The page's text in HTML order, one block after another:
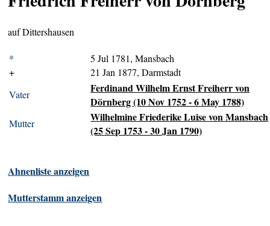
auf Dittershausen
*
5 Jul 1781, Mansbach
+
21 Jan 1877, Darmstadt
Vater
Ferdinand Wilhelm Ernst Freiherr von
Dörnberg (10 Nov 1752 - 6 May 1788)
Mutter
Wilhelmine Friederike Luise von Mansbach
(25 Sep 1753 - 30 Jan 1790)
Ahnenliste anzeigen
Mutterstamm anzeigen